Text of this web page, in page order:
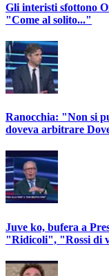
Gli interisti sfottono
"Come al solito..."
Ranocchia: "Non si
doveva arbitrare
Juve ko, bufera a
"Ridicoli", "Rossi di